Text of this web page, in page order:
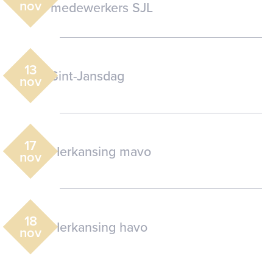
nov medewerkers SJL
13
nov Sint-Jansdag
17
nov Herkansing mavo
18
nov Herkansing havo